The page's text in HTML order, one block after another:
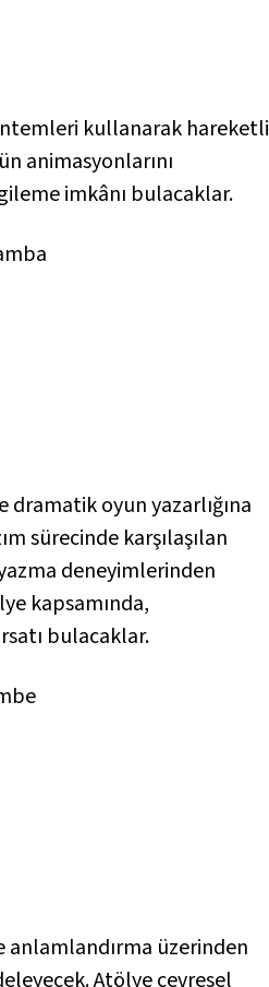
kullanarak hareketli
animasyonlarını
imkânı bulacaklar.
dramatik oyun yazarlığına
sürecinde karşılaşılan
deneyimlerinden
kapsamında,
bulacaklar.
anlamlandırma üzerinden
Atölye çevresel